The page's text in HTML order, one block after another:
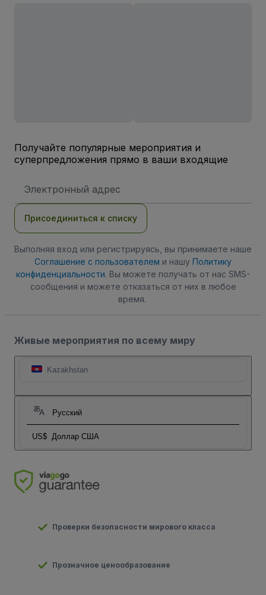
Получайте популярные мероприятия и
суперпредложения прямо в ваши входящие
электронной
Присоединиться к списку
Выполняя вход или регистрируясь, вы принимаете наше
Соглашение с пользователем и нашу Политику
конфиденциальности. Вы можете получать от нас SMS-
сообщения и можете отказаться от них в любое
время.
Живые мероприятия по всему миру
Kazakhstan
Русский
US$ Доллар США
Проверки безопасности мирового класса
Прозначное ценообразование